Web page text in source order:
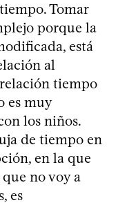
Tomar
porque la
está
al
tiempo
es muy
los niños.
de tiempo en
en la que
no voy a
es